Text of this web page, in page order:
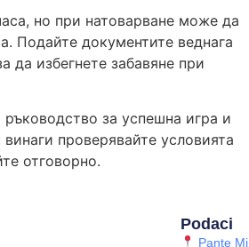
но при натоварване може да
Подайте документите веднага
да избегнете забавяне при
за успешна игра и
проверявайте условията
отговорно.
Podaci
Pante